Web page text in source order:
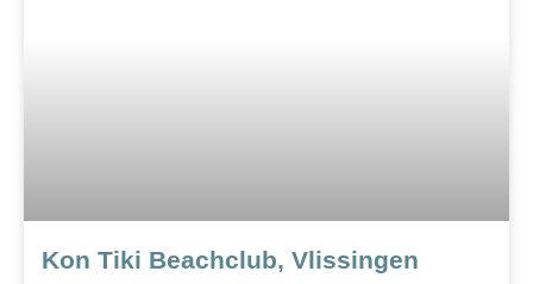
Kon Tiki Beachclub, Vlissingen